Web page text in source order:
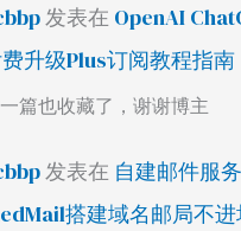
发表在 OpenAI
升级Plus订阅教程指南
篇也收藏了，谢谢博主
发表在 自建邮件服
搭建域名邮局不